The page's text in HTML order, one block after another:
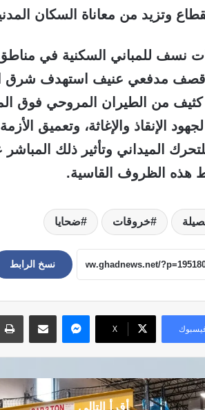
وتزيد من معاناة السكان
نسف للمباني السكنية في
قصف مدفعي عنيف استهدف شرق
كثيف من الطيران المروحي فوق
الإنقاذ والإغاثة، وتعميق
الميداني وتأثير ذلك المباشر
هذه الظروف القاسية.
خروقات ضحايا
نسخ الرابط
‫X
ماسنجر مشاركة عبر البريد